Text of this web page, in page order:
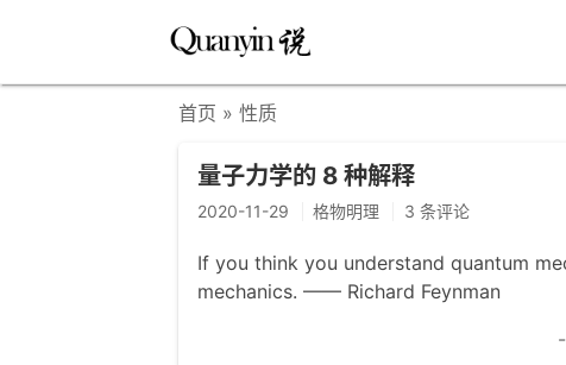
首页 » 性质
量子力学的 8 种解释
2020-11-29 格物明理 3 条评论
If you think you understand quantum
mechanics. —— Richard Feynman